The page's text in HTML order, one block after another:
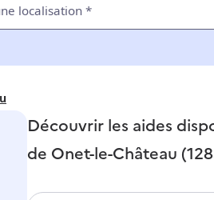
Découvrir les aides
de Onet-le-Château